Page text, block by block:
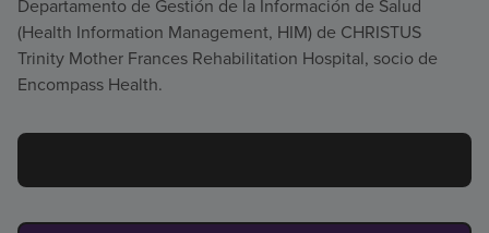
Departamento de Gestión de la Información de Salud
(Health Information Management, HIM) de CHRISTUS
Trinity Mother Frances Rehabilitation Hospital, socio de
Encompass Health.